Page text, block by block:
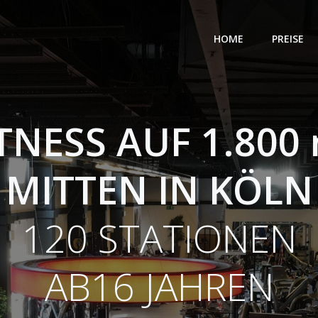
HOME PREISE
AUF 1.800
MITTEN IN KÖLN
120 STATIONEN
AB16 JAHREN